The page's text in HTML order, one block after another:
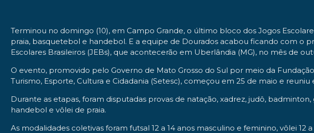
Terminou no domingo (10), em Campo Grande, o último bloco dos Jogos
praia, basquetebol e handebol. E a equipe de Dourados acabou ficando com o
Escolares Brasileiros (JEBs), que acontecerão em Uberlândia (MG), no mês de
O evento, promovido pelo Governo de Mato Grosso do Sul por meio da
Turismo, Esporte, Cultura e Cidadania (Setesc), começou em 25 de maio e
Durante as etapas, foram disputadas provas de natação, xadrez, judô,
handebol e vôlei de praia.
As modalidades coletivas foram futsal 12 a 14 anos masculino e feminino, vôlei